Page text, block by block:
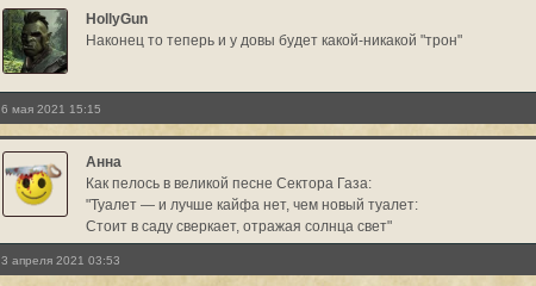
HollyGun
Наконец то теперь и у довы будет какой-никакой "трон"
6 мая 2021 15:15
Анна
Как пелось в великой песне Сектора Газа:
"Туалет — и лучше кайфа нет, чем новый туалет:
Стоит в саду сверкает, отражая солнца свет"
3 апреля 2021 03:53